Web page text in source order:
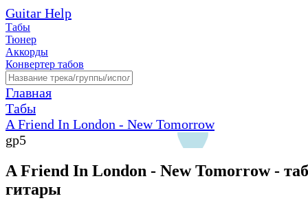
Guitar Help
Табы
Тюнер
Аккорды
Конвертер табов
Главная
Табы
A Friend In London - New Tomorrow
gp5
A Friend In London - New Tomorrow -
гитары